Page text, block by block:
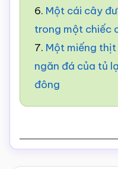
6. Một cái cây
trong một chiếc
7. Một miếng
ngăn đá của tủ
đông